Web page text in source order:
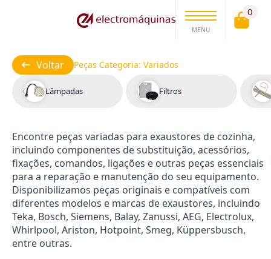
MENU
0
Voltar Peças Categoria:Variados
Lâmpadas Filtros
Encontre peças variadas para exaustores de cozinha,
incluindo componentes de substituição, acessórios,
fixações, comandos, ligações e outras peças essenciais
para a reparação e manutenção do seu equipamento.
Disponibilizamos peças originais e compatíveis com
diferentes modelos e marcas de exaustores, incluindo
Teka, Bosch, Siemens, Balay, Zanussi, AEG, Electrolux,
Whirlpool, Ariston, Hotpoint, Smeg, Küppersbusch,
entre outras.